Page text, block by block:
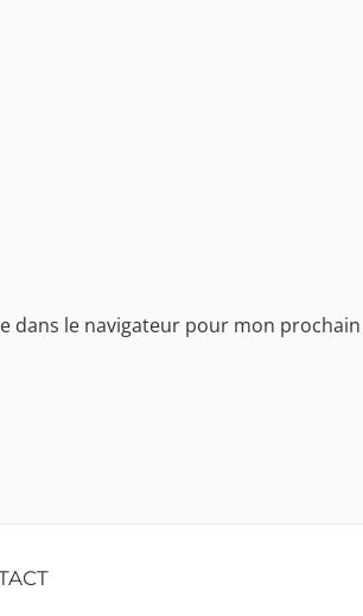
dans le navigateur pour mon prochain